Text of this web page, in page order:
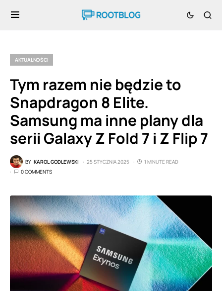
AKTUALNOŚCI
Tym razem nie będzie to
Snapdragon 8 Elite.
Samsung ma inne plany dla
serii Galaxy Z Fold 7 i Z Flip 7
BY KAROL GODLEWSKI 25 STYCZNIA 2025
1 MINUTE READ
0 COMMENTS